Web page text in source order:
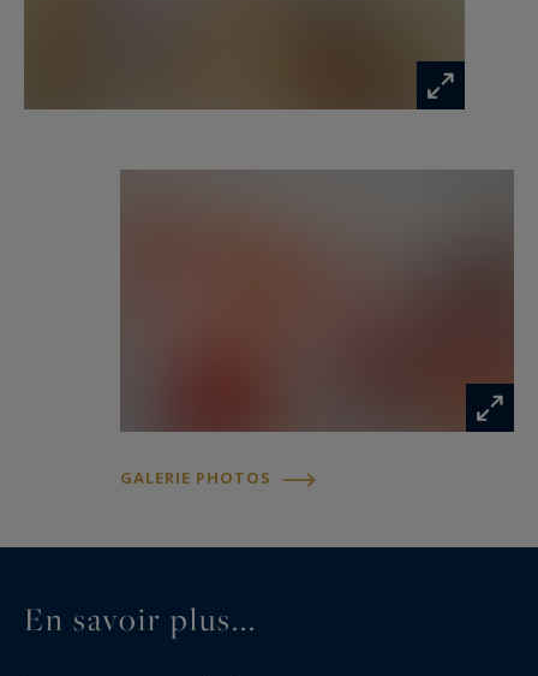
Présenté dans un excellent état général, le bien
ascenseur, un interphone et un digicode
cette adresse confidentielle réunit tous les
GALERIE PHOTOS
En savoir plus...